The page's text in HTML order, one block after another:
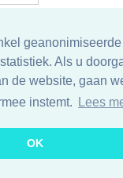
geanonimiseerde
Als u
de website, gaan
instemt.
Lees
OK
306
TabakNee -